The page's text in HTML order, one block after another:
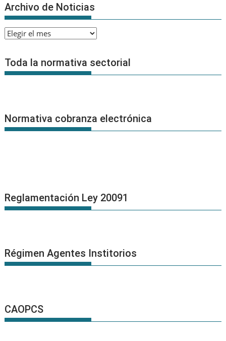
Archivo de Noticias
Archivo
Noticias
Toda la normativa sectorial
Normativa cobranza electrónica
Reglamentación Ley 20091
Régimen Agentes Institorios
CAOPCS